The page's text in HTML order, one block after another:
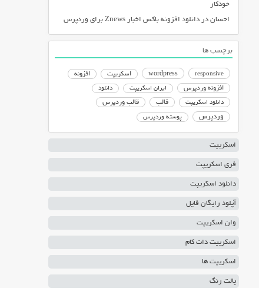
خودکار
احسان در دانلود افزونه باکس اخبار Znews برای وردپرس
برچسب ها
responsive
wordpress اسکریپت
افزونه
افزونه وردپرس
ایران اسکریپت دانلود
دانلود اسکریپت قالب قالب وردپرس
وردپرس پوسته وردپرس
اسکریپت
فری اسکریپت
دانلود اسکریپت
آپلود رایگان فایل
وان اسکریپت
اسکریپت دات کام
اسکریپت ها
پالت رنگ